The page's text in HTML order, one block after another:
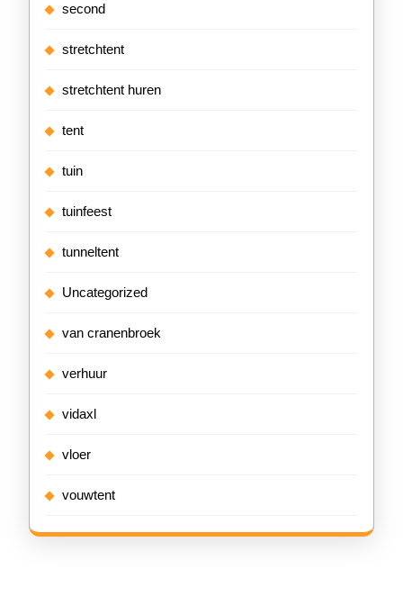
second
stretchtent
stretchtent huren
tent
tuin
tuinfeest
tunneltent
Uncategorized
van cranenbroek
verhuur
vidaxl
vloer
vouwtent